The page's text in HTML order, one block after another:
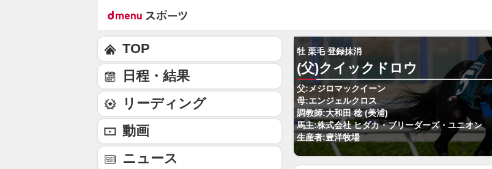
牡 栗毛 登録抹消
(父)クイックドロウ
父:メジロマックイーン
母:エンジェルクロス
調教師:大和田 稔 (美浦)
馬主:株式会社 ヒダカ・ブリーダーズ・ユニオン
生産者:豊洋牧場
TOP
日程・結果
リーディング
動画
ニュース